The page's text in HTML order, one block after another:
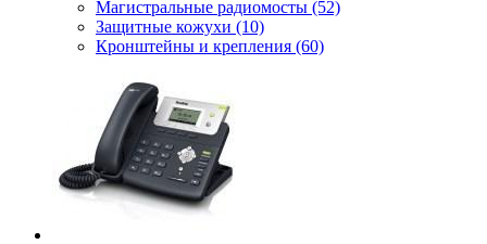
Магистральные радиомосты (52)
Защитные кожухи (10)
Кронштейны и крепления (60)